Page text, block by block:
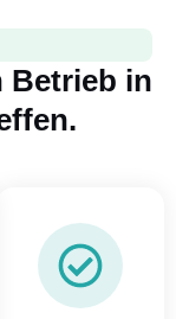
Betrieb in